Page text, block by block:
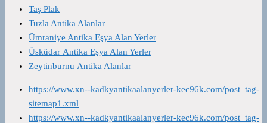
Taş Plak
Tuzla Antika Alanlar
Ümraniye Antika Eşya Alan Yerler
Üsküdar Antika Eşya Alan Yerler
Zeytinburnu Antika Alanlar
https://www.xn--kadkyantikaalanyerler-kec96k.com/post_tag-
sitemap1.xml
https://www.xn--kadkyantikaalanyerler-kec96k.com/post_tag-